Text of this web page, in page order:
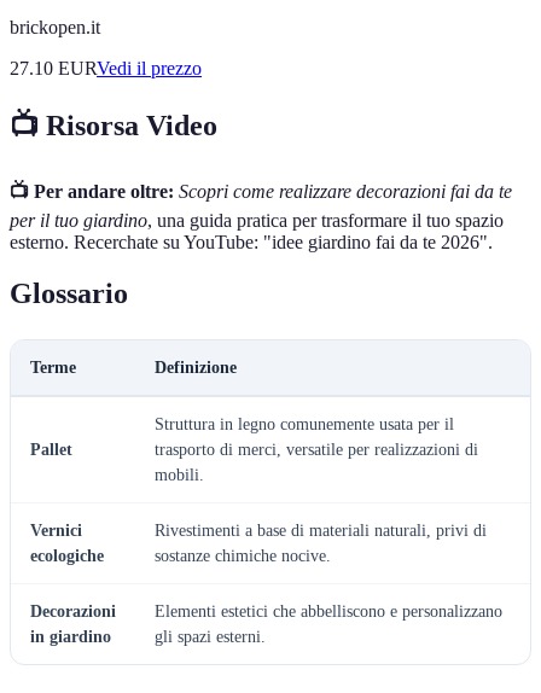
brickopen.it
27.10 EURVedi il prezzo
📺 Risorsa Video
📺 Per andare oltre: Scopri come realizzare decorazioni fai da te
per il tuo giardino, una guida pratica per trasformare il tuo spazio
esterno. Recerchate su YouTube: "idee giardino fai da te 2026".
Glossario
Terme Definizione
Pallet
Struttura in legno comunemente usata per il
trasporto di merci, versatile per realizzazioni di
mobili.
Vernici
ecologiche
Rivestimenti a base di materiali naturali, privi di
sostanze chimiche nocive.
Decorazioni
in giardino
Elementi estetici che abbelliscono e personalizzano
gli spazi esterni.